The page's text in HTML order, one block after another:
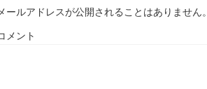
メールアドレスが公開されることはありません。
メント